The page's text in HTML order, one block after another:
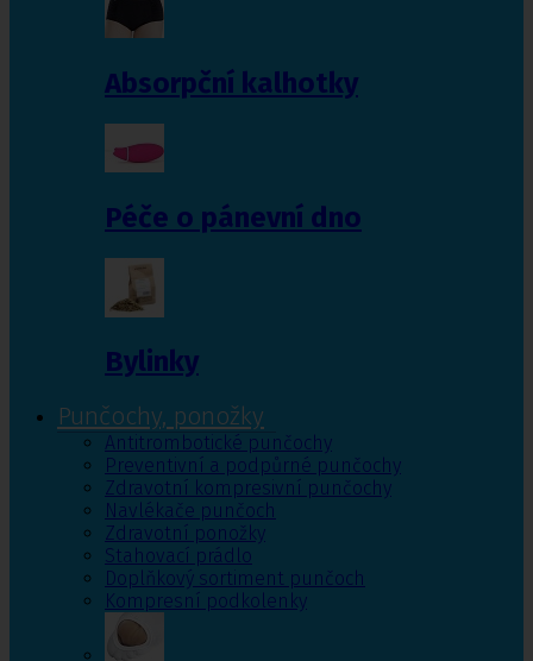
Absorpční kalhotky
Péče o pánevní dno
Bylinky
Punčochy, ponožky
Antitrombotické punčochy
Preventivní a podpůrné punčochy
Zdravotní kompresivní punčochy
Navlékače punčoch
Zdravotní ponožky
Stahovací prádlo
Doplňkový sortiment punčoch
Kompresní podkolenky